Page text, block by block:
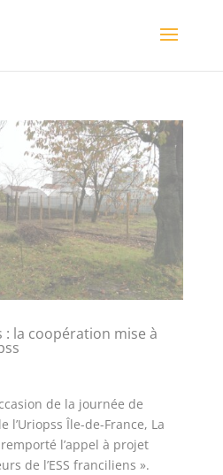
: la coopération mise à
de la journée de
l’Uriopss Île-de-France, La
l’appel à projet
de l’ESS franciliens ».